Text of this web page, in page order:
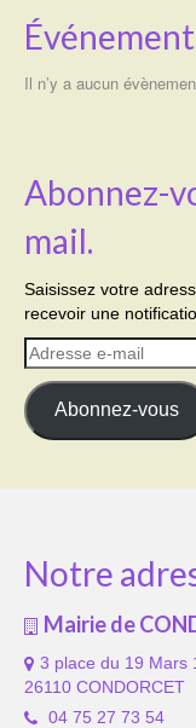
Il n’y a aucun
Abonnez-
mail.
Saisissez votre
recevoir une
Adresse
e-
mail
Abonnez-vous
Notre
Mairie de
3 place du 19 Mars
26110 CONDORCET
04 75 27 73 54